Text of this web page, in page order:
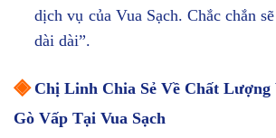
dịch vụ của Vua Sạch. Chắc chắn
dài dài”.
◈Chị Linh Chia Sẻ Về Chất Lượng
Gò Vấp Tại Vua Sạch